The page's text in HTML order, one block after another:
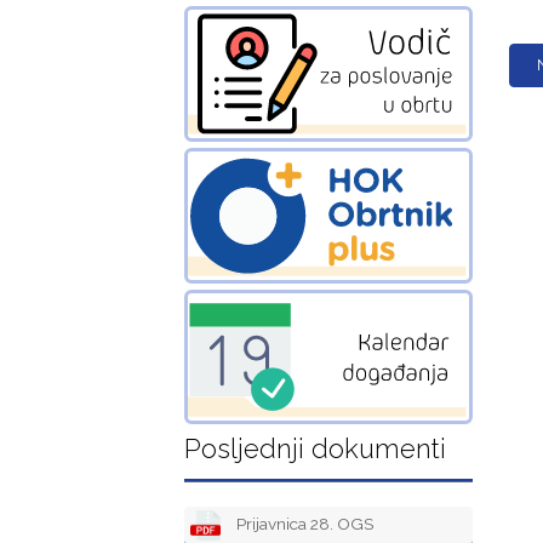
Posljednji dokumenti
Prijavnica 28. OGS